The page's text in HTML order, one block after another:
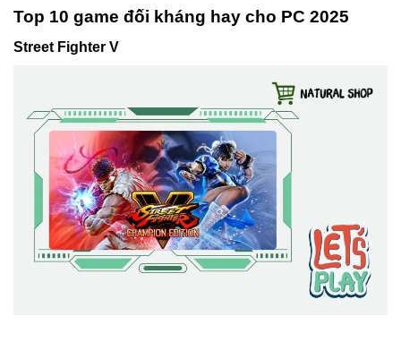
Top 10 game đối kháng hay cho PC 2025
Street Fighter V